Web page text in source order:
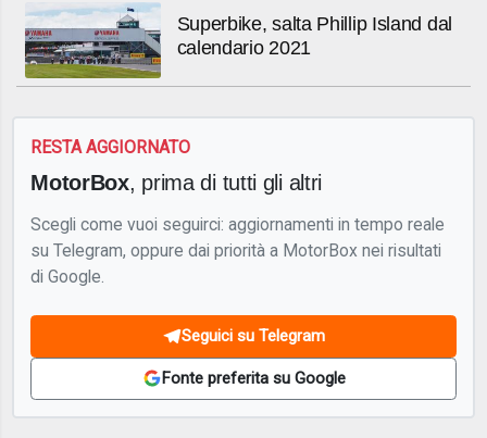
Superbike, salta Phillip Island dal
calendario 2021
RESTA AGGIORNATO
MotorBox, prima di tutti gli altri
Scegli come vuoi seguirci: aggiornamenti in tempo reale
su Telegram, oppure dai priorità a MotorBox nei risultati
di Google.
Seguici su Telegram
Fonte preferita su Google